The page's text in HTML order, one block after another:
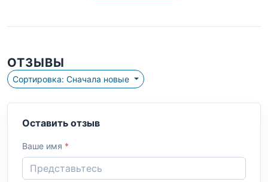
ОТЗЫВЫ
Сортировка: Сначала новые
Оставить отзыв
Ваше имя *